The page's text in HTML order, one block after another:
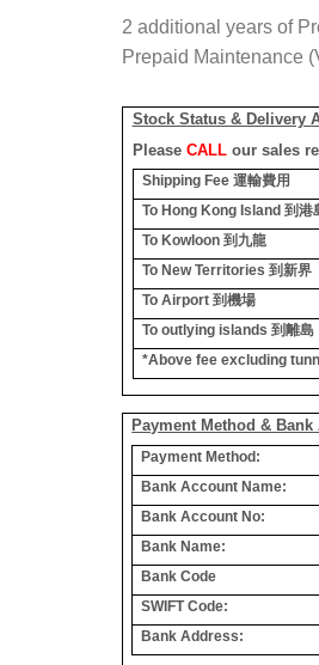
2 additional years of
Prepaid Maintenance
Stock Status & Delivery
Please CALLour sales
Shipping Fee 運輸費用
To Hong Kong Island 到港
To Kowloon 到九龍
To New Territories 到新界
To Airport 到機場
To outlying islands 到離島
*Above fee excluding
Payment Method & Bank
Payment Method:
Bank Account Name:
Bank Account No:
Bank Name:
Bank Code
SWIFT Code:
Bank Address: